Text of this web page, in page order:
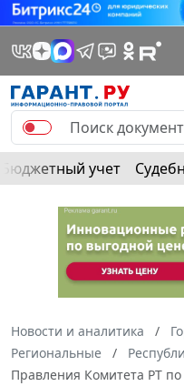
Бюджетный учет
Новости и аналитика
Региональные
Правления Комитета РТ